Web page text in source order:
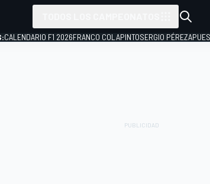
CALENDARIO F1 2026FRANCO COLAPINTOSERGIO PÉREZ